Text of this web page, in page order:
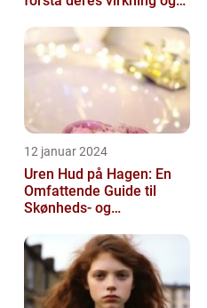
12 januar 2024
Uren Hud på Hagen: En
Omfattende Guide til
Skønheds- og